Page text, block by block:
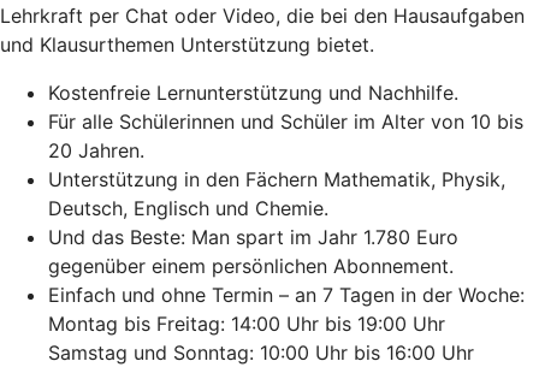
Lehrkraft per Chat oder Video, die bei den Hausaufgaben
und Klausurthemen Unterstützung bietet.
Kostenfreie Lernunterstützung und Nachhilfe.
Für alle Schülerinnen und Schüler im Alter von 10 bis
20 Jahren.
Unterstützung in den Fächern Mathematik, Physik,
Deutsch, Englisch und Chemie.
Und das Beste: Man spart im Jahr 1.780 Euro
gegenüber einem persönlichen Abonnement.
Einfach und ohne Termin – an 7 Tagen in der Woche:
Montag bis Freitag: 14:00 Uhr bis 19:00 Uhr
Samstag und Sonntag: 10:00 Uhr bis 16:00 Uhr